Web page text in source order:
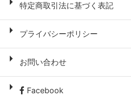
特定商取引法に基づく表記
プライバシーポリシー
お問い合わせ
Facebook